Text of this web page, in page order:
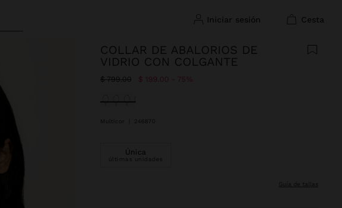
iniciar sesión cesta
COLLAR DE ABALORIOS DE
VIDRIO CON COLGANTE
Precio rebajado de
$ 799.00A $ 199.00 75%
Seleccionado
Multicor 246870
Única
últimas unidades
guía de tallas